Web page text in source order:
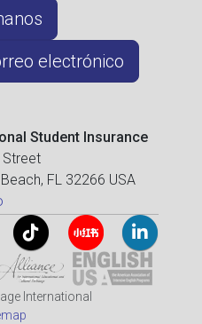
electrónico
Student Insurance
Street
FL 32266 USA
International